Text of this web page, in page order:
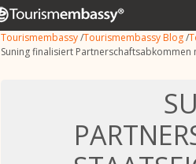
Tourismembassy/Tourismembassy Blog/
Suning finalisiert